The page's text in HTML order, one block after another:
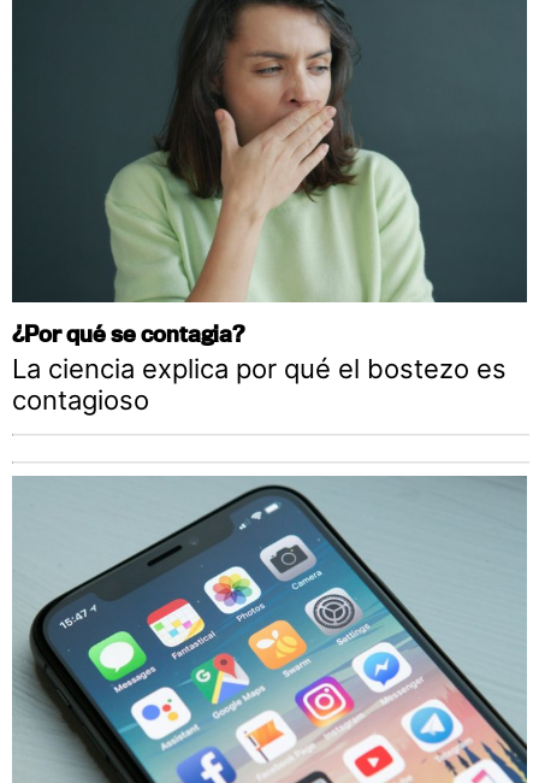
¿Por qué se contagia?
La ciencia explica por qué el bostezo es
contagioso